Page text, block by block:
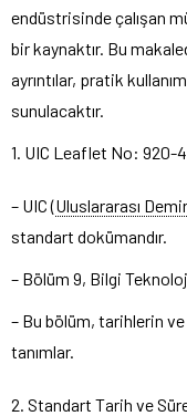
endüstrisinde çalışan
bir kaynaktır. Bu
ayrıntılar, pratik
sunulacaktır.
1. UIC Leaflet No: 920-
– UIC (Uluslararası
standart dokümandır.
– Bölüm 9, Bilgi
– Bu bölüm, tarihlerin
tanımlar.
2. Standart Tarih ve